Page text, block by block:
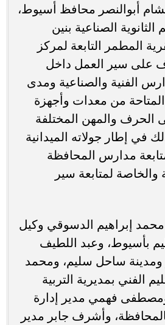
أبوالنصر محافظ أسيوط،
الصناعية بنين
المطمر التابعة لمركز
على سير العمل داخل
الفنية والصناعية ومدى
المتاحة من معدات وأجهزة
الحرف والمهن المختلفة
في إطار جولاته الميدانية
مدارس المحافظة
لمتابعة سير
محمد إبراهيم الدسوقي وكيل
بأسيوط، وعبد اللطيف
ساحل سليم، ومحمد
الفني بمديرية التربية
ومصطفى فهمي مدير إدارة
بالمحافظة، وأشرف جابر مدير